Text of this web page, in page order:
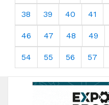
38 39 40 41
46 47 48 49
54 55 56 57